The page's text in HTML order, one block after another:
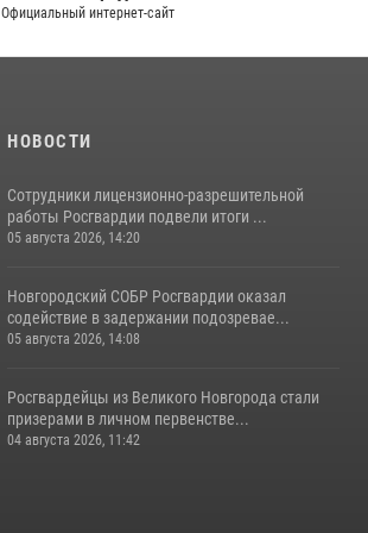
Официальный интернет-сайт
НОВОСТИ
Сотрудники лицензионно-разрешительной
работы Росгвардии подвели итоги ...
05 августа 2026, 14:20
Новгородский СОБР Росгвардии оказал
содействие в задержании подозревае...
05 августа 2026, 14:08
Росгвардейцы из Великого Новгорода стали
призерами в личном первенстве...
04 августа 2026, 11:42